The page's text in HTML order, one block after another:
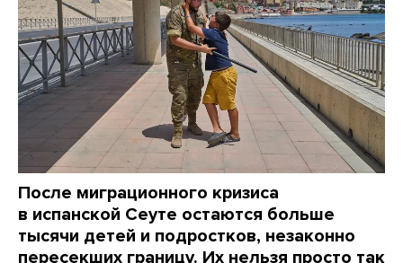
После миграционного кризиса
в испанской Сеуте остаются больше
тысячи детей и подростков, незаконно
пересекших границу. Их нельзя просто так